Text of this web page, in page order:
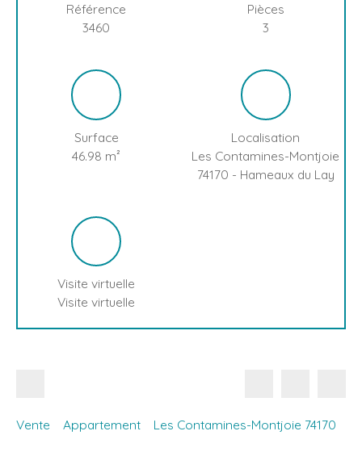
Référence
3460
Pièces
3
Surface
46.98 m²
Localisation
Les Contamines-Montjoie
74170 - Hameaux du Lay
Visite virtuelle
Visite virtuelle
Vente Appartement Les Contamines-Montjoie 74170